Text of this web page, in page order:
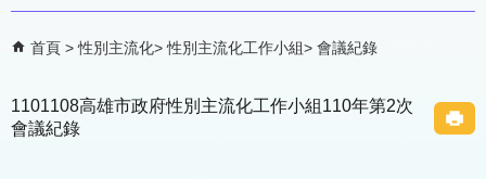
首頁 性別主流化 性別主流化工作小組 會議紀錄
1101108高雄市政府性別主流化工作小組110年第2次
會議紀錄